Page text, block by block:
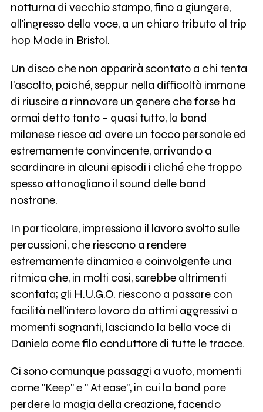
notturna di vecchio stampo, fino a giungere,
all'ingresso della voce, a un chiaro tributo al trip
hop Made in Bristol.
Un disco che non apparirà scontato a chi tenta
l'ascolto, poiché, seppur nella difficoltà immane
di riuscire a rinnovare un genere che forse ha
ormai detto tanto - quasi tutto, la band
milanese riesce ad avere un tocco personale ed
estremamente convincente, arrivando a
scardinare in alcuni episodi i cliché che troppo
spesso attanagliano il sound delle band
nostrane.
In particolare, impressiona il lavoro svolto sulle
percussioni, che riescono a rendere
estremamente dinamica e coinvolgente una
ritmica che, in molti casi, sarebbe altrimenti
scontata; gli H.U.G.O. riescono a passare con
facilità nell'intero lavoro da attimi aggressivi a
momenti sognanti, lasciando la bella voce di
Daniela come filo conduttore di tutte le tracce.
Ci sono comunque passaggi a vuoto, momenti
come "Keep" e " At ease", in cui la band pare
perdere la magia della creazione, facendo